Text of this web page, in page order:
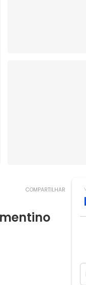
COMPARTILHAR